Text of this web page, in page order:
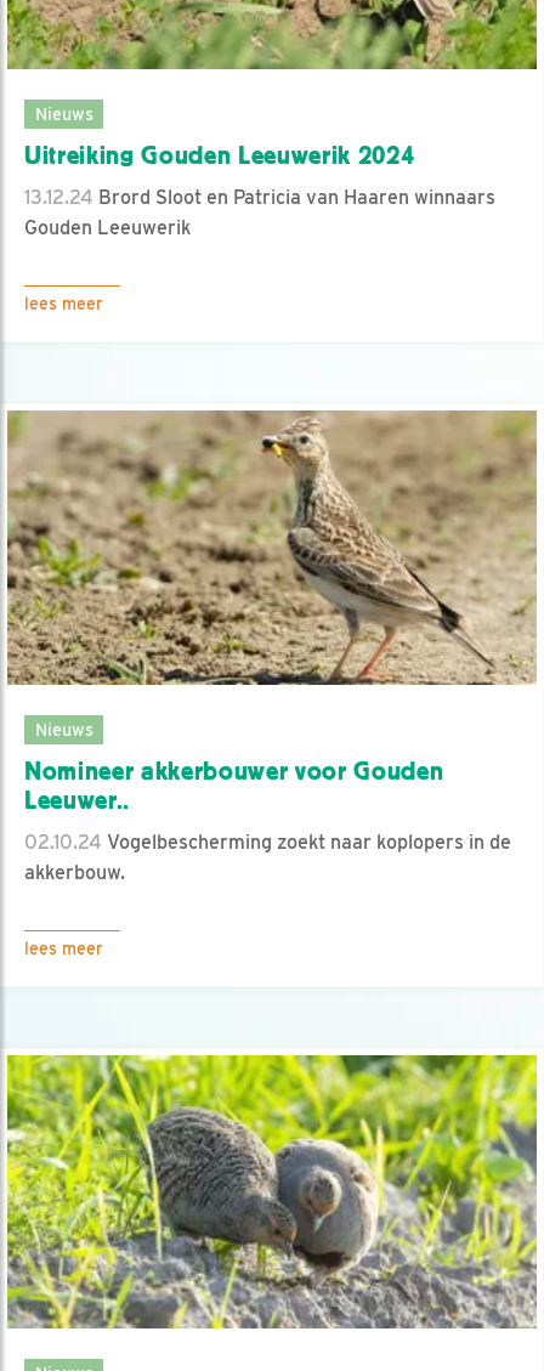
Nieuws
Uitreiking Gouden Leeuwerik 2024
13.12.24 Brord Sloot en Patricia van Haaren winnaars
Gouden Leeuwerik
lees meer
Nieuws
Nomineer akkerbouwer voor Gouden
Leeuwer..
02.10.24 Vogelbescherming zoekt naar koplopers in de
akkerbouw.
lees meer